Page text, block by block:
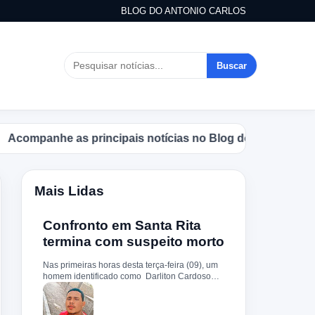
BLOG DO ANTONIO CARLOS
Buscar
as principais notícias no Blog do Antonio Carlos.
Mais Lidas
Confronto em Santa Rita
termina com suspeito morto
Nas primeiras horas desta terça-feira (09), um
homem identificado como Darliton Cardoso
Pereira morreu após confronto com a Polícia
Militar no povoado Timbotiba, zona rural de
Santa Rita. De acordo com a PM, os policiais